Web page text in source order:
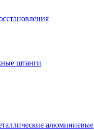
штанги
алюминиевые